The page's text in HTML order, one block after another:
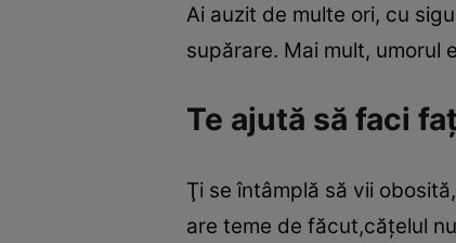
Ai auzit de multe ori, cu
supărare. Mai mult, umorul
Te ajută să faci
Ţi se întâmplă să vii
are teme de făcut,căţelul